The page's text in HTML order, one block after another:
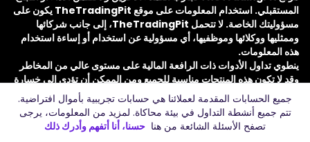
المستقبلي. استخدام المعلومات على موقع TheTradingPit يكون على
مسؤوليتك الخاصة. لا تتحمل TheTradingPit، إلى جانب شركائها
وممثليها ووكلائها وموظفيها، أي مسؤولية عن استخدام أو إساءة استخدام
هذه المعلومات.
ينطوي تداول الأدوات ذات الرافعة المالية على مستوى عالي من المخاطر
وقد لا تكون هذه المنتجات مناسبة للجميع ومن الممكن أن تؤدي إلى خسارة
كل رأس المال أو أكثر. يجب استخدام رأس المال المعرض للخطر فقط —
المال الذي يمكن خسارته دون التأثير على الأمن المالي أو نمط الحياة —
في التداول، وينبغي أن يشارك في التداول فقط أولئك الذين لديهم رأس
مال كافٍ لتحمل المخاطر. هذا المستند ليس دعوة أو عرضاً لشراء أو بيع
جميع الحسابات المقدمة لعملائنا هي حسابات تجريبية بأموال افتراضية.
تتم جميع أنشطة التداول في بيئة محاكاة. لمزيد من المعلومات، يرجى
تصفح الأسئلة الشائعة من هنا حسنا، أنا أتفهم وأدرك ذلك